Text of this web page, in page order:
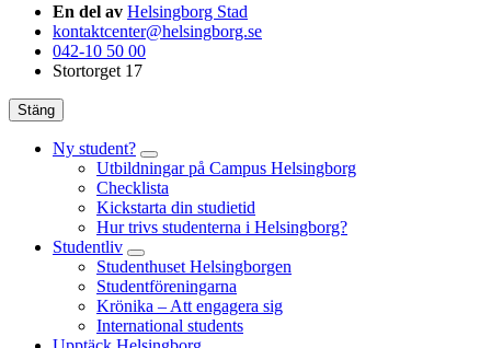
En del av Helsingborg Stad
kontaktcenter@helsingborg.se
042-10 50 00
Stortorget 17
Stäng
Ny student?
Utbildningar på Campus Helsingborg
Checklista
Kickstarta din studietid
Hur trivs studenterna i Helsingborg?
Studentliv
Studenthuset Helsingborgen
Studentföreningarna
Krönika – Att engagera sig
International students